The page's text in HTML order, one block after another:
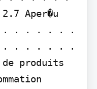
Aper�u
. . . . . . .
. . . . . .
produits